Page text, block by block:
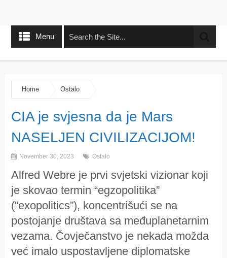
Menu
Home Ostalo
CIA je svjesna da je Mars
NASELJEN CIVILIZACIJOM!
November 30, 2023 Ostalo
Alfred Webre je prvi svjetski vizionar koji
je skovao termin “egzopolitika”
(“exopolitics”), koncentrišući se na
postojanje društava sa međuplanetarnim
vezama. Čovječanstvo je nekada možda
već imalo uspostavljene diplomatske